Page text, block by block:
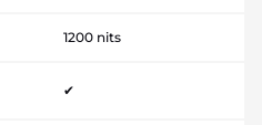
1200 nits
✔